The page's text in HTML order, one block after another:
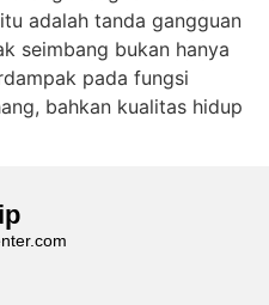
adalah tanda gangguan
seimbang bukan hanya
pada fungsi
bahkan kualitas hidup